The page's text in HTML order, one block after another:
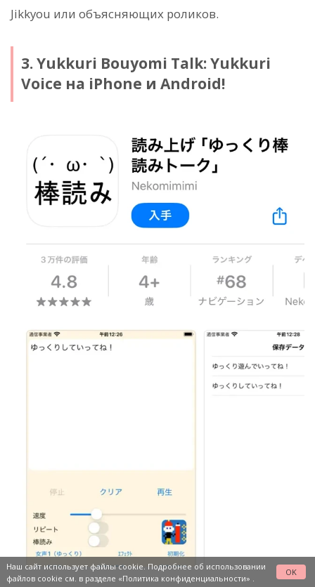
Jikkyou или объясняющих роликов.
3. Yukkuri Bouyomi Talk: Yukkuri
Voice на iPhone и Android!
Наш сайт использует файлы cookie. Подробнее об использовании
файлов cookie см. в разделе «Политика конфиденциальности»
OK